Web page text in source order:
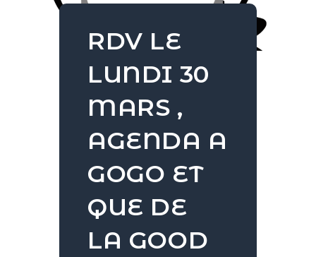
RDV LE
LUNDI 30
MARS ,
AGENDA A
GOGO ET
QUE DE
LA GOOD